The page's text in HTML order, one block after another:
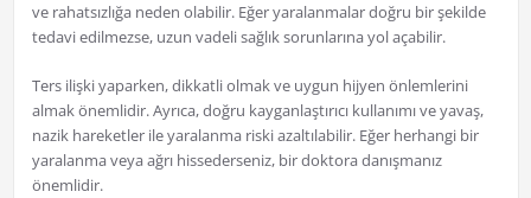
ve rahatsızlığa neden olabilir. Eğer yaralanmalar doğru bir şekilde
tedavi edilmezse, uzun vadeli sağlık sorunlarına yol açabilir.
Ters ilişki yaparken, dikkatli olmak ve uygun hijyen önlemlerini
almak önemlidir. Ayrıca, doğru kayganlaştırıcı kullanımı ve yavaş,
nazik hareketler ile yaralanma riski azaltılabilir. Eğer herhangi bir
yaralanma veya ağrı hissederseniz, bir doktora danışmanız
önemlidir.